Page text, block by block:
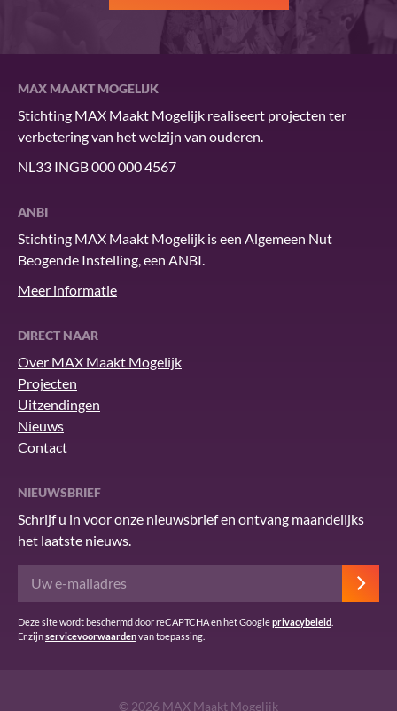
MAX MAAKT MOGELIJK
Stichting MAX Maakt Mogelijk realiseert projecten ter
verbetering van het welzijn van ouderen.
NL33 INGB 000 000 4567
ANBI
Stichting MAX Maakt Mogelijk is een Algemeen Nut
Beogende Instelling, een ANBI.
Meer informatie
DIRECT NAAR
Over MAX Maakt Mogelijk
Projecten
Uitzendingen
Nieuws
Contact
NIEUWSBRIEF
Schrijf u in voor onze nieuwsbrief en ontvang maandelijks
het laatste nieuws.
Deze site wordt beschermd door reCAPTCHA en het Googleprivacybeleid
Er zijnservicevoorwaardenvan toepassing.
© 2026 MAX Maakt Mogelijk